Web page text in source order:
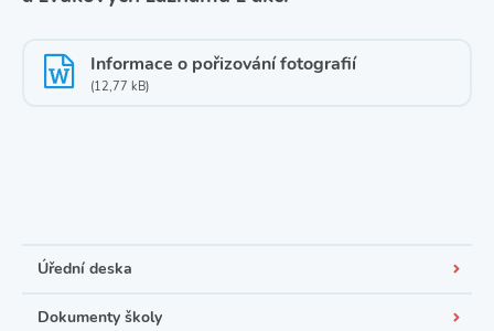
Informace o pořizování fotografií
(12,77 kB)
Úřední deska
Dokumenty školy